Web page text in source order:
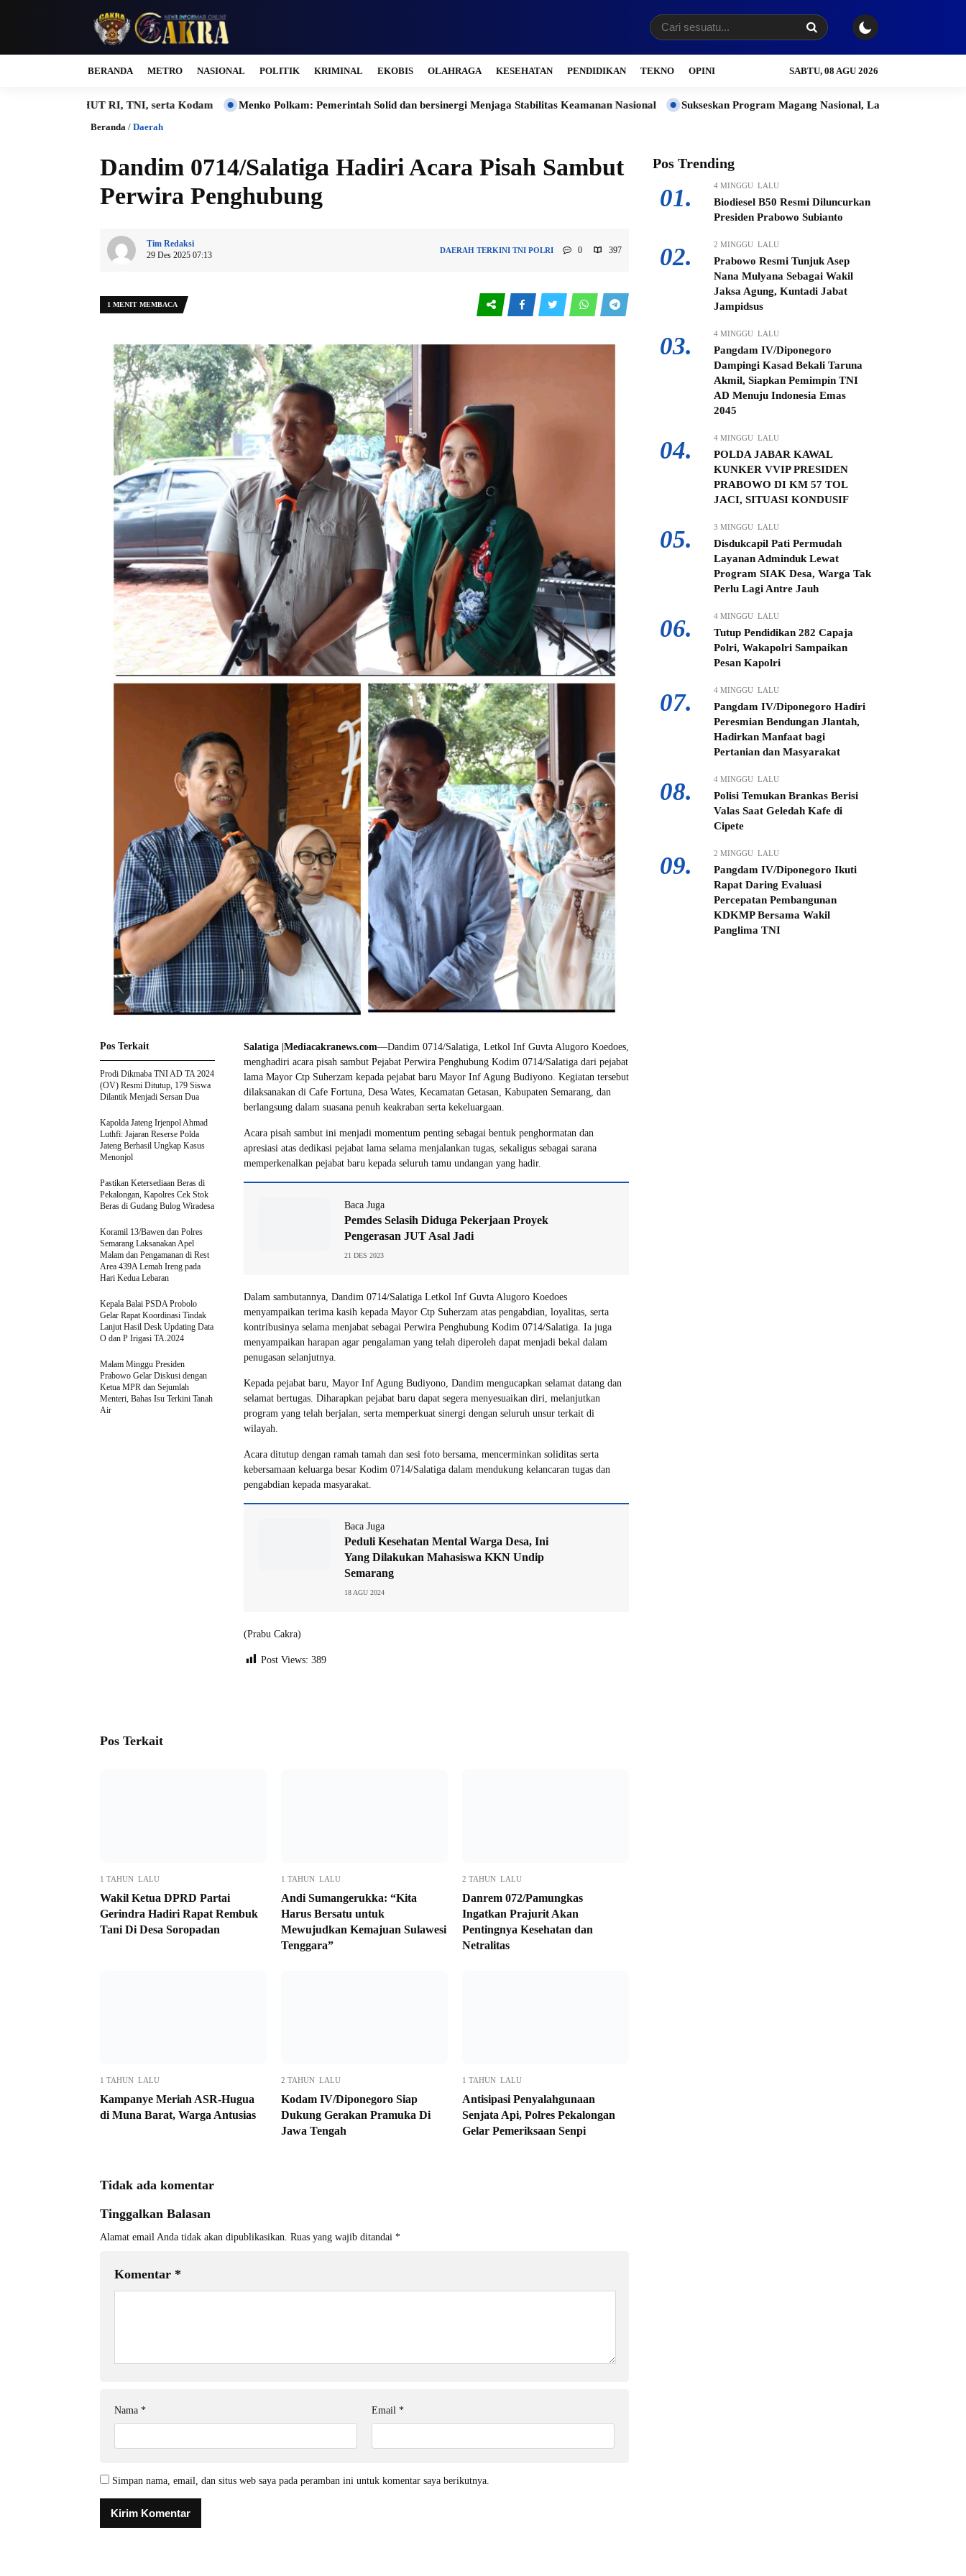
BERANDA METRO NASIONAL POLITIK KRIMINAL EKOBIS OLAHRAGA KESEHATAN PENDIDIKAN TEKNO OPINI SABTU, 08 AGU 2026
RI, TNI, serta Kodam Menko Polkam: Pemerintah Solid dan bersinergi Menjaga Stabilitas Keamanan Nasional Sukseskan Program Magang Nasional, Lapas Purwodadi Gelar Seleksi Secara
Beranda / Daerah
Dandim 0714/Salatiga Hadiri Acara Pisah Sambut
Perwira Penghubung
Tim Redaksi
29 Des 2025 07:13
DAERAH TERKINI TNI POLRI 0 397
1 MENIT MEMBACA
Salatiga |Mediacakranews.com—Dandim 0714/Salatiga, Letkol Inf Guvta Alugoro Koedoes,
menghadiri acara pisah sambut Pejabat Perwira Penghubung Kodim 0714/Salatiga dari pejabat
lama Mayor Ctp Suherzam kepada pejabat baru Mayor Inf Agung Budiyono. Kegiatan tersebut
dilaksanakan di Cafe Fortuna, Desa Wates, Kecamatan Getasan, Kabupaten Semarang, dan
berlangsung dalam suasana penuh keakraban serta kekeluargaan.
Acara pisah sambut ini menjadi momentum penting sebagai bentuk penghormatan dan
apresiasi atas dedikasi pejabat lama selama menjalankan tugas, sekaligus sebagai sarana
memperkenalkan pejabat baru kepada seluruh tamu undangan yang hadir.
Baca Juga
Pemdes Selasih Diduga Pekerjaan Proyek
Pengerasan JUT Asal Jadi
21 DES 2023
Dalam sambutannya, Dandim 0714/Salatiga Letkol Inf Guvta Alugoro Koedoes
menyampaikan terima kasih kepada Mayor Ctp Suherzam atas pengabdian, loyalitas, serta
kontribusinya selama menjabat sebagai Perwira Penghubung Kodim 0714/Salatiga. Ia juga
menyampaikan harapan agar pengalaman yang telah diperoleh dapat menjadi bekal dalam
penugasan selanjutnya.
Kepada pejabat baru, Mayor Inf Agung Budiyono, Dandim mengucapkan selamat datang dan
selamat bertugas. Diharapkan pejabat baru dapat segera menyesuaikan diri, melanjutkan
program yang telah berjalan, serta memperkuat sinergi dengan seluruh unsur terkait di
wilayah.
Acara ditutup dengan ramah tamah dan sesi foto bersama, mencerminkan soliditas serta
kebersamaan keluarga besar Kodim 0714/Salatiga dalam mendukung kelancaran tugas dan
pengabdian kepada masyarakat.
Baca Juga
Peduli Kesehatan Mental Warga Desa, Ini
Yang Dilakukan Mahasiswa KKN Undip
Semarang
18 AGU 2024
(Prabu Cakra)
Post Views: 389
Pos Terkait
Prodi Dikmaba TNI AD TA 2024
(OV) Resmi Ditutup, 179 Siswa
Dilantik Menjadi Sersan Dua
Kapolda Jateng Irjenpol Ahmad
Luthfi: Jajaran Reserse Polda
Jateng Berhasil Ungkap Kasus
Menonjol
Pastikan Ketersediaan Beras di
Pekalongan, Kapolres Cek Stok
Beras di Gudang Bulog Wiradesa
Koramil 13/Bawen dan Polres
Semarang Laksanakan Apel
Malam dan Pengamanan di Rest
Area 439A Lemah Ireng pada
Hari Kedua Lebaran
Kepala Balai PSDA Probolo
Gelar Rapat Koordinasi Tindak
Lanjut Hasil Desk Updating Data
O dan P Irigasi TA.2024
Malam Minggu Presiden
Prabowo Gelar Diskusi dengan
Ketua MPR dan Sejumlah
Menteri, Bahas Isu Terkini Tanah
Air
Pos Terkait
1 TAHUN LALU
Wakil Ketua DPRD Partai
Gerindra Hadiri Rapat Rembuk
Tani Di Desa Soropadan
1 TAHUN LALU
Andi Sumangerukka: “Kita
Harus Bersatu untuk
Mewujudkan Kemajuan Sulawesi
Tenggara”
2 TAHUN LALU
Danrem 072/Pamungkas
Ingatkan Prajurit Akan
Pentingnya Kesehatan dan
Netralitas
1 TAHUN LALU
Kampanye Meriah ASR-Hugua
di Muna Barat, Warga Antusias
2 TAHUN LALU
Kodam IV/Diponegoro Siap
Dukung Gerakan Pramuka Di
Jawa Tengah
1 TAHUN LALU
Antisipasi Penyalahgunaan
Senjata Api, Polres Pekalongan
Gelar Pemeriksaan Senpi
Tidak ada komentar
Tinggalkan Balasan
Alamat email Anda tidak akan dipublikasikan. Ruas yang wajib ditandai *
Komentar *
Nama * Email *
Simpan nama, email, dan situs web saya pada peramban ini untuk komentar saya berikutnya.
Pos Trending
01. 4 MINGGU LALU
Biodiesel B50 Resmi Diluncurkan
Presiden Prabowo Subianto
02. 2 MINGGU LALU
Prabowo Resmi Tunjuk Asep
Nana Mulyana Sebagai Wakil
Jaksa Agung, Kuntadi Jabat
Jampidsus
03. 4 MINGGU LALU
Pangdam IV/Diponegoro
Dampingi Kasad Bekali Taruna
Akmil, Siapkan Pemimpin TNI
AD Menuju Indonesia Emas
2045
04. 4 MINGGU LALU
POLDA JABAR KAWAL
KUNKER VVIP PRESIDEN
PRABOWO DI KM 57 TOL
JACI, SITUASI KONDUSIF
05. 3 MINGGU LALU
Disdukcapil Pati Permudah
Layanan Adminduk Lewat
Program SIAK Desa, Warga Tak
Perlu Lagi Antre Jauh
06. 4 MINGGU LALU
Tutup Pendidikan 282 Capaja
Polri, Wakapolri Sampaikan
Pesan Kapolri
07. 4 MINGGU LALU
Pangdam IV/Diponegoro Hadiri
Peresmian Bendungan Jlantah,
Hadirkan Manfaat bagi
Pertanian dan Masyarakat
08. 4 MINGGU LALU
Polisi Temukan Brankas Berisi
Valas Saat Geledah Kafe di
Cipete
09. 2 MINGGU LALU
Pangdam IV/Diponegoro Ikuti
Rapat Daring Evaluasi
Percepatan Pembangunan
KDKMP Bersama Wakil
Panglima TNI